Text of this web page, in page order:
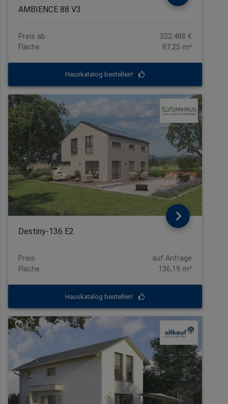
AMBIENCE 88 V3
Preis ab
322.488 €
Fläche
87,25 m²
Hauskatalog bestellen!
Destiny-136 E2
Preis
auf Anfrage
Fläche
136,19 m²
Hauskatalog bestellen!